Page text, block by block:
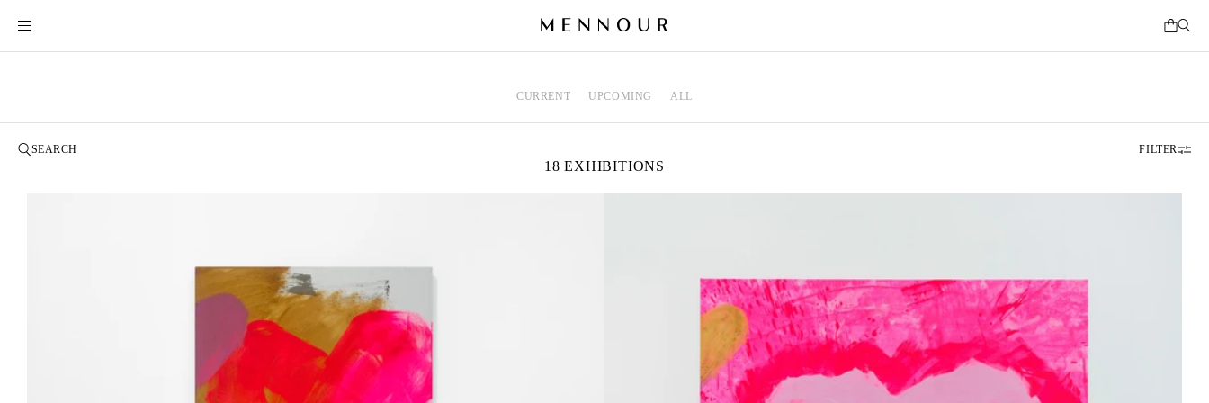
CURRENT UPCOMING ALL
18 EXHIBITIONS
FILTER